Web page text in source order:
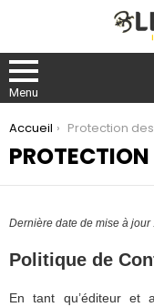
Menu
You are here:
Accueil Protection des
PROTECTION
Dernière date de mise à jour
Politique de
En tant qu’éditeur et